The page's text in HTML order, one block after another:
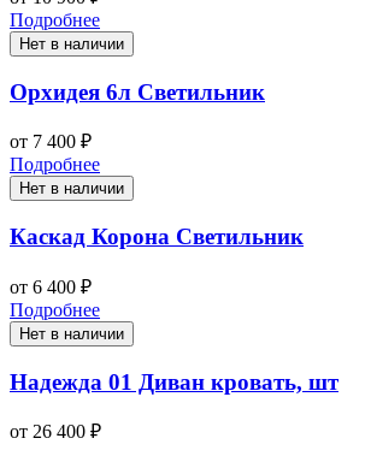
Подробнее
Нет в наличии
Орхидея 6л Светильник
от 7 400 ₽
Подробнее
Нет в наличии
Каскад Корона Светильник
от 6 400 ₽
Подробнее
Нет в наличии
Надежда 01 Диван кровать, шт
от 26 400 ₽